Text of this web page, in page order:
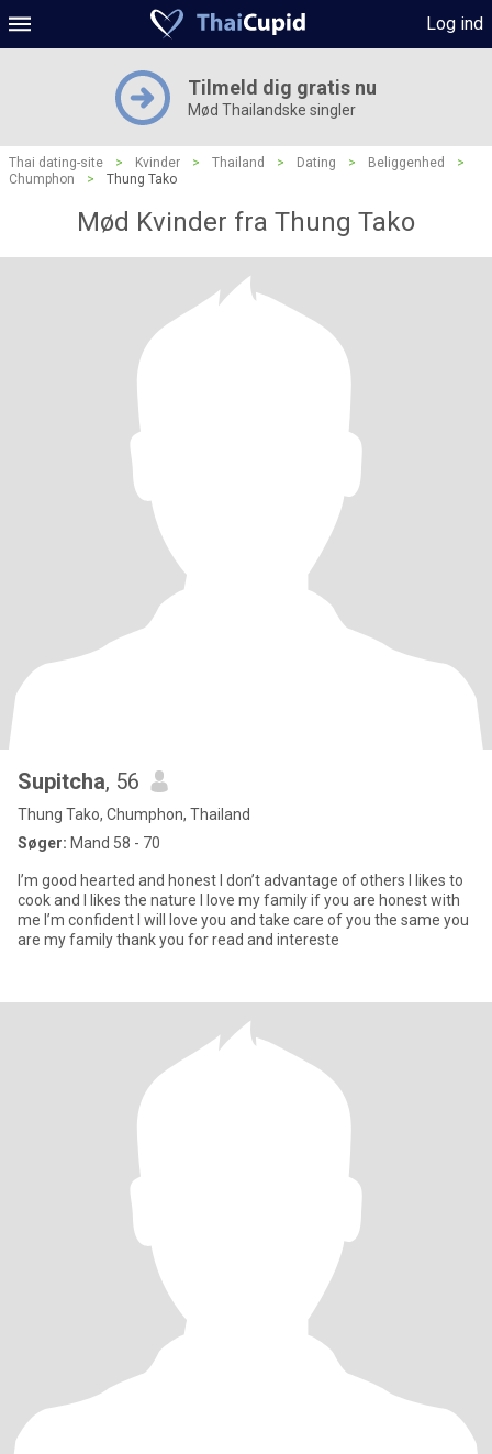
Log ind
Tilmeld dig gratis nu
Mød Thailandske singler
Thai dating-site > Kvinder > Thailand > Dating > Beliggenhed
>
Chumphon
> Thung Tako
Mød Kvinder fra Thung Tako
Supitcha, 56
Thung Tako, Chumphon, Thailand
Søger: Mand 58 - 70
I’m good hearted and honest I don’t advantage of others I likes to
cook and I likes the nature I love my family if you are honest with
me I’m confident I will love you and take care of you the same you
are my family thank you for read and intereste